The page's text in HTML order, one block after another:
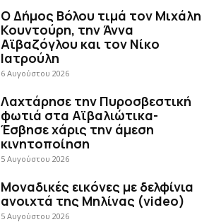
Ο Δήμος Βόλου τιμά τον Μιχάλη
Κουντούρη, την Άννα
Αϊβαζόγλου και τον Νίκο
Ιατρούλη
6 Αυγούστου 2026
Λαχτάρησε την Πυροσβεστική
φωτιά στα Αϊβαλιώτικα-
Έσβησε χάρις την άμεση
κινητοποίηση
5 Αυγούστου 2026
Μοναδικές εικόνες με δελφίνια
ανοιχτά της Μηλίνας (video)
5 Αυγούστου 2026